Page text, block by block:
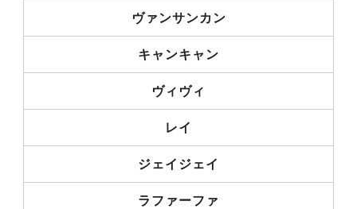
ヴァンサンカン
キャンキャン
ヴィヴィ
レイ
ジェイジェイ
ラファーファ